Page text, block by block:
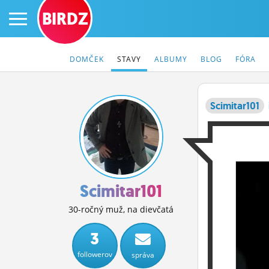
PRIHLÁS SA
ČINŽIAK
FÓRUM
STATUSY
BLOGY
OBRÁZKY
BIRDZ
DOMČEK STAVY ALBUMY BLOG FÓRA
Scimitar101
30-ročný muž, na dievčatá
3
followerov správa
Scimitar101